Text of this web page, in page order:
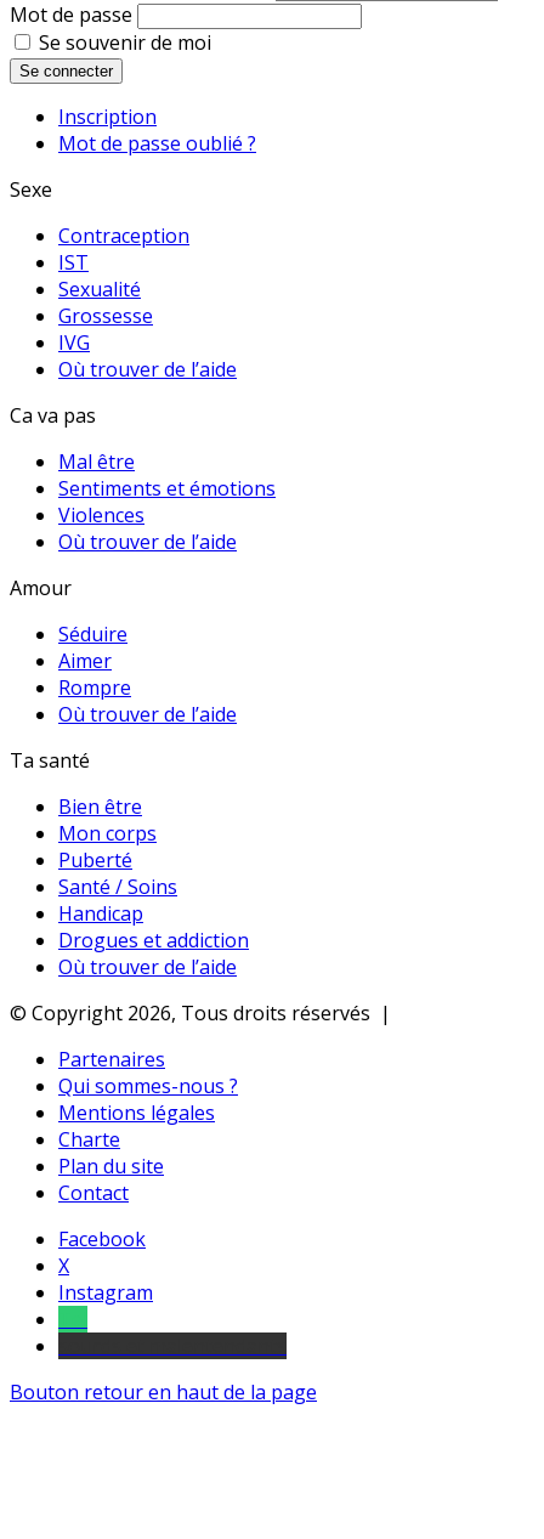
Mot de passe
Se souvenir de moi
Se connecter
Inscription
Mot de passe oublié ?
Sexe
Contraception
IST
Sexualité
Grossesse
IVG
Où trouver de l’aide
Ca va pas
Mal être
Sentiments et émotions
Violences
Où trouver de l’aide
Amour
Séduire
Aimer
Rompre
Où trouver de l’aide
Ta santé
Bien être
Mon corps
Puberté
Santé / Soins
Handicap
Drogues et addiction
Où trouver de l’aide
© Copyright 2026, Tous droits réservés |
Partenaires
Qui sommes-nous ?
Mentions légales
Charte
Plan du site
Contact
Facebook
X
Instagram
Bouton retour en haut de la page